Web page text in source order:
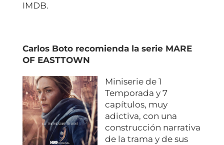
IMDB.
Carlos Boto recomienda la serie MARE
OF EASTTOWN
Miniserie de 1
Temporada y 7
capítulos, muy
adictiva, con una
construcción narrativa
de la trama y de sus